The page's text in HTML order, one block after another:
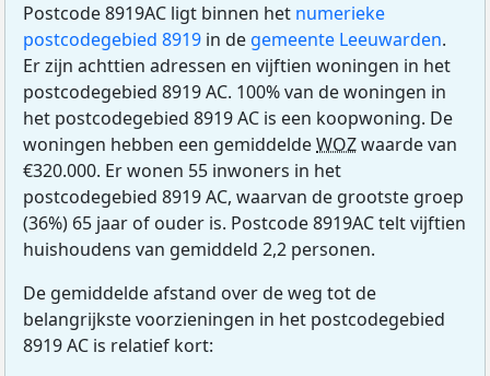
Postcode 8919AC ligt binnen het numerieke
postcodegebied 8919 in de gemeente Leeuwarden.
Er zijn achttien adressen en vijftien woningen in het
postcodegebied 8919 AC. 100% van de woningen in
het postcodegebied 8919 AC is een koopwoning. De
woningen hebben een gemiddeldeWOZwaarde van
€320.000. Er wonen 55 inwoners in het
postcodegebied 8919 AC, waarvan de grootste groep
(36%) 65 jaar of ouder is. Postcode 8919AC telt vijftien
huishoudens van gemiddeld 2,2 personen.
De gemiddelde afstand over de weg tot de
belangrijkste voorzieningen in het postcodegebied
8919 AC is relatief kort: